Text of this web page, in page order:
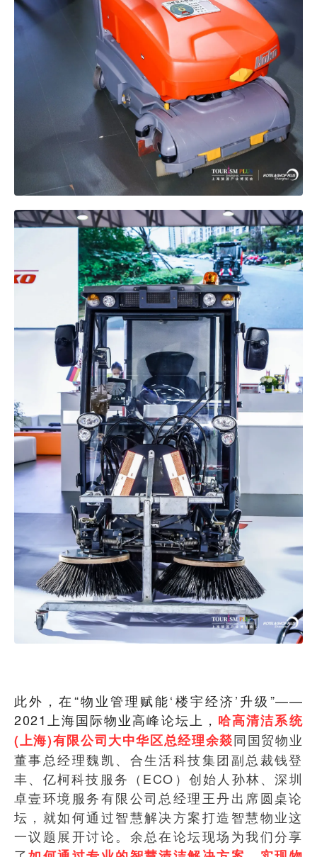
此外，在“物业管理赋能‘楼宇经济’升级”——
2021上海国际物业高峰论坛上， 哈高清洁系统
(上海)有限公司大中华区总经理余燚同国贸物业
董事总经理魏凯、合生活科技集团副总裁钱登
丰、亿柯科技服务（ECO）创始人孙林、深圳
卓壹环境服务有限公司总经理王丹出席圆桌论
坛，就如何通过智慧解决方案打造智慧物业这
一议题展开讨论。余总在论坛现场为我们分享